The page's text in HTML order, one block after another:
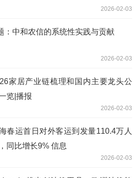
2026-02-03
：中和农信的系统性实践与贡献
2026-02-03
家居产业链梳理和国内主要龙头公
览|播报
2026-02-03
海春运首日对外客运到发量110.4万人
同比增长9% 信息
2026-02-03